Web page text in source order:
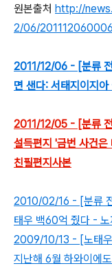
원본출처 http://
2/06/
2011/12/06 - [분류
면 샌다: 서태지이지
2011/12/05 - [분류
설득편지 '금번 사건
친필편지사본
2010/02/16 - [분류
태우 백60억 줬다 -
2009/10/13 - [노태우
지난해 6월 하와이에